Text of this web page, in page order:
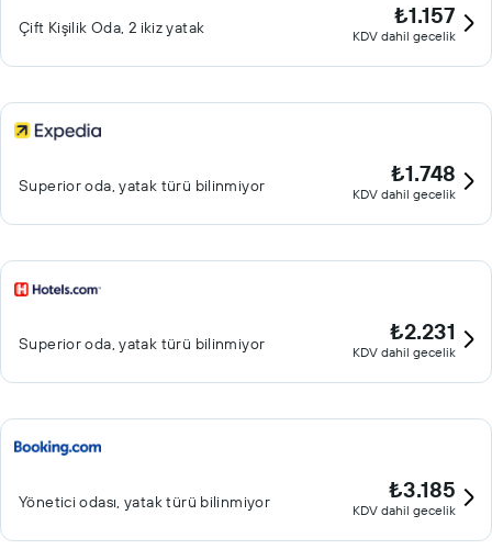
Çift ​Kişilik Oda, 2 ikiz yatak ₺1.157
KDV dahil gecelik
Superior oda, yatak türü bilinmiyor ₺1.748
KDV dahil gecelik
Superior oda, yatak türü bilinmiyor ₺2.231
KDV dahil gecelik
Yönetici odası, yatak türü bilinmiyor ₺3.185
KDV dahil gecelik